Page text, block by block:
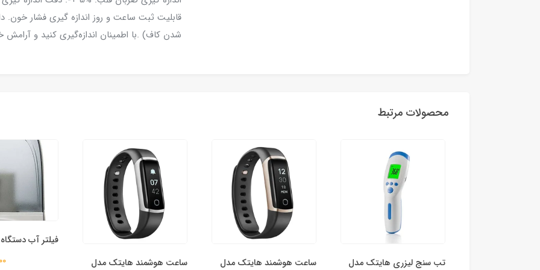
شدن كاف) .با اطمینان اندازه‌گیری کنید و آرامش
محصولات مرتبط
تب سنج لیزری هایتک مدل
ساعت هوشمند هایتک مدل
ساعت هوشمند هایتک مدل
فیلتر آب